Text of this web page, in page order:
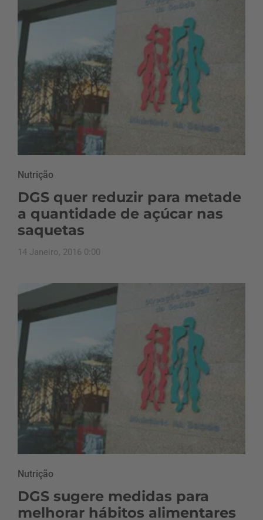
Nutrição
DGS quer reduzir para metade
a quantidade de açúcar nas
saquetas
14 Janeiro, 2016 0:00
Nutrição
DGS sugere medidas para
melhorar hábitos alimentares